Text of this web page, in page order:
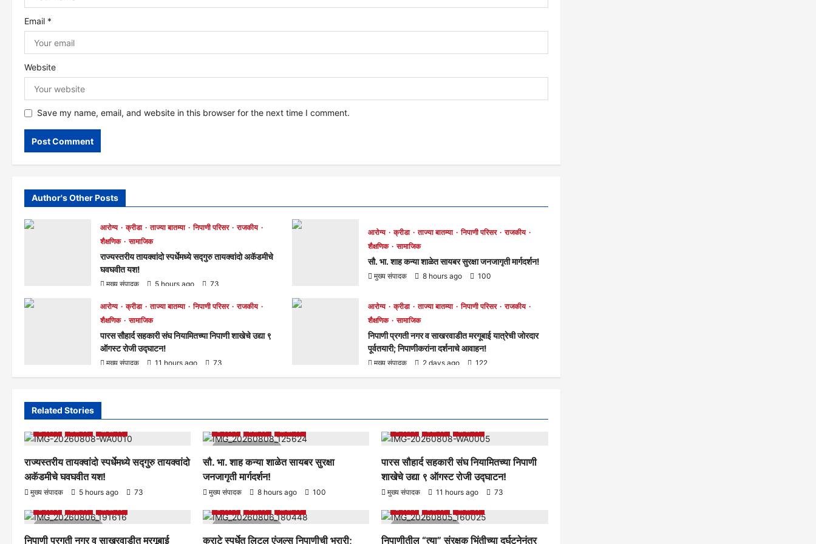
o
n
Email *
Website
Save my name, email, and website in this browser for the next time I comment.
Author's Other Posts
आरोग्य क्रीडा ताज्या बातम्या निपाणी परिसर
राजकीय
शैक्षणिक
सामाजिक
राज्यस्तरीय तायक्वांदो स्पर्धेमध्ये सद्गुरु तायक्वांदो अकॅडमीचे
घवघवीत यश!
मुख्य संपादक 5 hours ago 73
आरोग्य क्रीडा ताज्या बातम्या निपाणी परिसर
राजकीय
शैक्षणिक
सामाजिक
सौ. भा. शाह कन्या शाळेत सायबर सुरक्षा जनजागृती मार्गदर्शन!
मुख्य संपादक 8 hours ago 100
आरोग्य क्रीडा ताज्या बातम्या निपाणी परिसर
राजकीय
शैक्षणिक
सामाजिक
पारस सौहार्द सहकारी संघ नियामितच्या निपाणी शाखेचे उद्या ९
ऑगस्ट रोजी उद्घाटन!
मुख्य संपादक 11 hours ago 73
आरोग्य क्रीडा ताज्या बातम्या निपाणी परिसर
राजकीय
शैक्षणिक
सामाजिक
निपाणी प्रगती नगर व साखरवाडीत मरगूबाई यात्रेची जोरदार
पूर्वतयारी; निपाणीकरांना दर्शनाचे आवाहन!
मुख्य संपादक 2 days ago 122
Related Stories
आरोग्य क्रीडा ताज्या बातम्या
राजकीय
शैक्षणिक सामाजिक
राज्यस्तरीय तायक्वांदो स्पर्धेमध्ये सद्गुरु तायक्वांदो
अकॅडमीचे घवघवीत यश!
मुख्य संपादक 5 hours ago 73
1 minute read
राजकीय
शैक्षणिक सामाजिक
सौ. भा. शाह कन्या शाळेत सायबर सुरक्षा
जनजागृती मार्गदर्शन!
मुख्य संपादक 8 hours ago 100
राजकीय
शैक्षणिक सामाजिक
पारस सौहार्द सहकारी संघ नियामितच्या निपाणी
शाखेचे उद्या ९ ऑगस्ट रोजी उद्घाटन!
मुख्य संपादक 11 hours ago 73
1 minute read
आरोग्य क्रीडा ताज्या बातम्या
निपाणी परिसर
राजकीय
शैक्षणिक सामाजिक
निपाणी प्रगती नगर व साखरवाडीत मरगूबाई
1 minute read
आरोग्य क्रीडा ताज्या बातम्या
निपाणी परिसर
राजकीय
शैक्षणिक सामाजिक
कराटे स्पर्धेत लिटल एंजल्स निपाणीची भरारी;
1 minute read
आरोग्य क्रीडा ताज्या बातम्या
निपाणी परिसर
राजकीय
शैक्षणिक सामाजिक
निपाणीतील “त्या” संरक्षक भिंतीच्या दुर्घटनेनंतर